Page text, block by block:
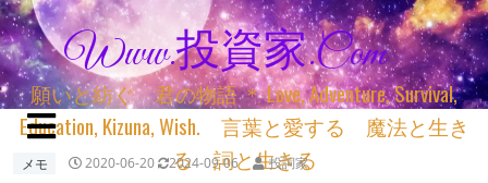
Www.投資家.com
願いと紡ぐ 君の物語 ＊ Love, Adventure, Survival,
Education, Kizuna, Wish. 言葉と愛する 魔法と生き
る 詞と生きる
メモ 2020-06-20 2024-09-06 投詞家